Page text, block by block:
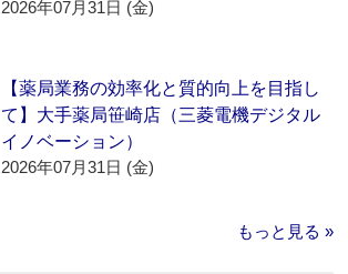
2026年07月31日 (金)
【薬局業務の効率化と質的向上を目指し
て】大手薬局笹崎店（三菱電機デジタル
イノベーション）
2026年07月31日 (金)
もっと見る »